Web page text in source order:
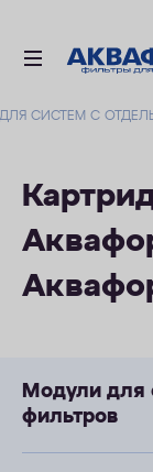
ДЛЯ ВАННОЙ
В КОТТЕДЖ
АКСЕССУАРЫ
ДЛЯ СИСТЕМ С
Модули для
фильтров